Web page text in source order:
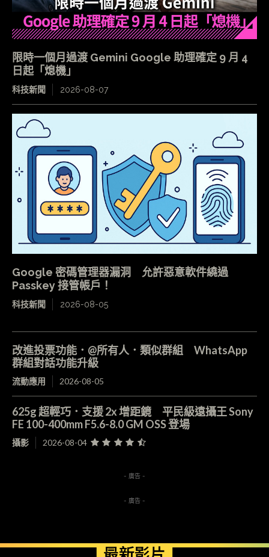
限時一個月過渡 Gemini Google 助理確定 9 月 4
日起「熄機」
科技新聞 2026-08-07
Google 密碼管理器漏洞 允許惡意軟件繞過
Passkey 接管帳戶！
科技新聞 2026-08-05
改進投票功能．@所有人．類似群組 WhatsApp
群組對話功能升級
流動應用 2026-08-05
625g 超輕巧．支援 2x 增距鏡 平民級遠攝王 Sony
FE 100-400mm F5.6-8.0 GM OSS 登場
攝影 2026-08-04
- 廣告 -
- 廣告 -
最新影片